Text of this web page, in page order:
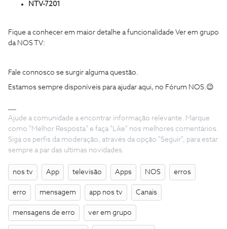
NTV-7201
Fique a conhecer em maior detalhe a funcionalidade Ver em grupo
da NOS TV:
Fale connosco se surgir alguma questão.
Estamos sempre disponíveis para ajudar aqui, no Fórum NOS.😉
Ajude a comunidade a encontrar informação relevante. Marque
como "Melhor Resposta" e faça "Like" nos melhores comentários.
Siga os perfis da moderação, através da opção "Seguir", para estar
sempre a par das ultimas novidades.
nos tv App televisão Apps NOS erros
erro mensagem app nos tv Canais
mensagens de erro ver em grupo